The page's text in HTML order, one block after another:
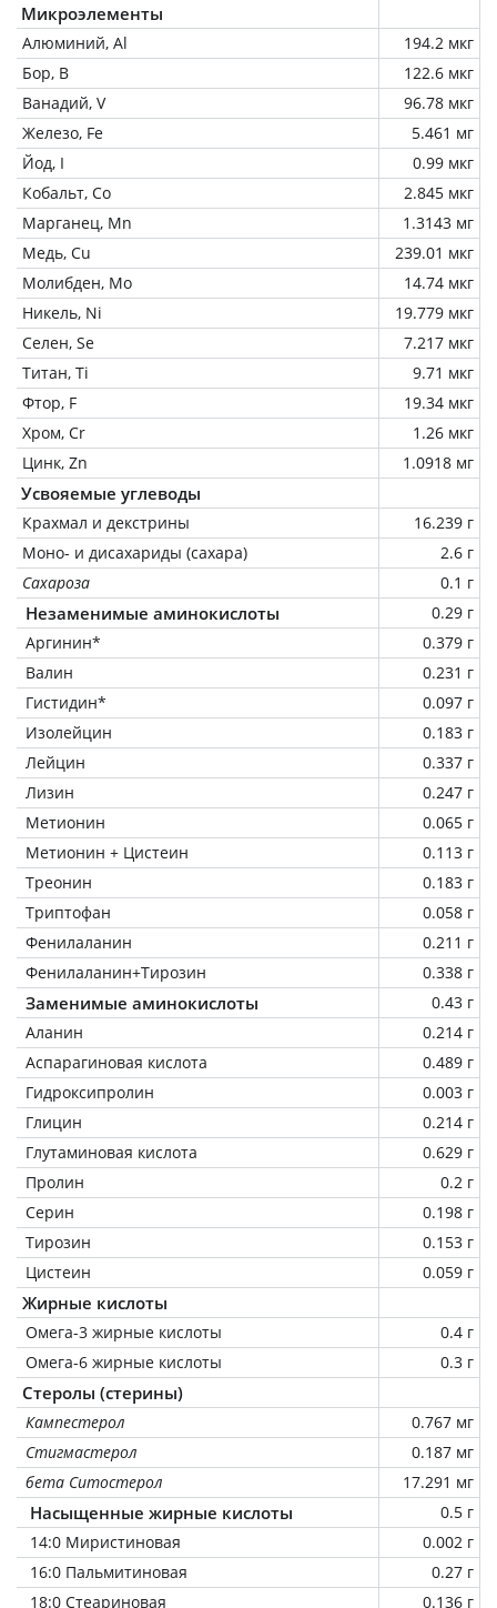
Микроэлементы
Алюминий, Al
194.2 мкг
Бор, B
122.6 мкг
Ванадий, V
96.78 мкг
Железо, Fe
5.461 мг
Йод, I
0.99 мкг
Кобальт, Co
2.845 мкг
Марганец, Mn
1.3143 мг
Медь, Cu
239.01 мкг
Молибден, Mo
14.74 мкг
Никель, Ni
19.779 мкг
Селен, Se
7.217 мкг
Титан, Ti
9.71 мкг
Фтор, F
19.34 мкг
Хром, Cr
1.26 мкг
Цинк, Zn
1.0918 мг
Усвояемые углеводы
Крахмал и декстрины
16.239 г
Моно- и дисахариды (сахара)
2.6 г
Сахароза
0.1 г
Незаменимые аминокислоты
0.29 г
Аргинин*
0.379 г
Валин
0.231 г
Гистидин*
0.097 г
Изолейцин
0.183 г
Лейцин
0.337 г
Лизин
0.247 г
Метионин
0.065 г
Метионин + Цистеин
0.113 г
Треонин
0.183 г
Триптофан
0.058 г
Фенилаланин
0.211 г
Фенилаланин+Тирозин
0.338 г
Заменимые аминокислоты
0.43 г
Аланин
0.214 г
Аспарагиновая кислота
0.489 г
Гидроксипролин
0.003 г
Глицин
0.214 г
Глутаминовая кислота
0.629 г
Пролин
0.2 г
Серин
0.198 г
Тирозин
0.153 г
Цистеин
0.059 г
Жирные кислоты
Омега-3 жирные кислоты
0.4 г
Омега-6 жирные кислоты
0.3 г
Стеролы (стерины)
Кампестерол
0.767 мг
Стигмастерол
0.187 мг
бета Ситостерол
17.291 мг
Насыщенные жирные кислоты
0.5 г
14:0 Миристиновая
0.002 г
16:0 Пальмитиновая
0.27 г
18:0 Стеариновая
0.136 г